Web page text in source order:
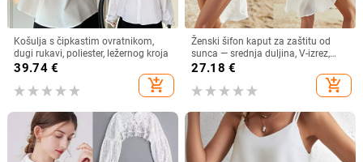
Košulja s čipkastim ovratnikom,
dugi rukavi, poliester, ležernog kroja
39.74€
add_shopping_cart
Ženski šifon kaput za zaštitu od
sunca — srednja duljina, V-izrez,
dugi rukav, široki kroj, 95% poliester
27.18 €
add_shopping_cart